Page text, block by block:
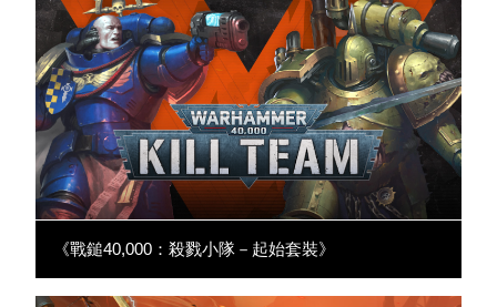
《戰鎚40,000：殺戮小隊－起始套裝》